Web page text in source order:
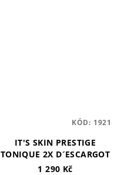
IT'S SKIN PRESTIGE
TONIQUE 2X D´ESCARGOT
1 290 Kč
KÓD: 1921